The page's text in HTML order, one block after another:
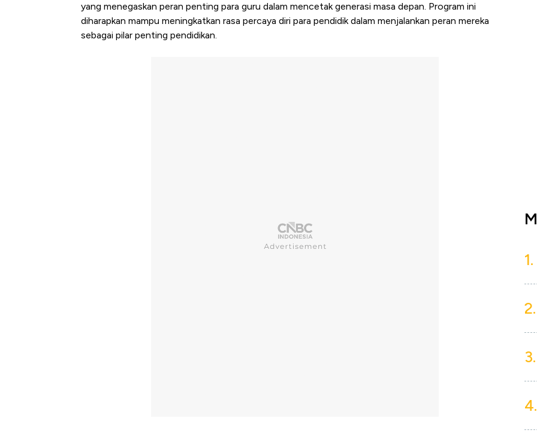
yang menegaskan peran penting para guru dalam mencetak generasi masa depan. Program ini
diharapkan mampu meningkatkan rasa percaya diri para pendidik dalam menjalankan peran mereka
sebagai pilar penting pendidikan.
1.
2.
3.
4.